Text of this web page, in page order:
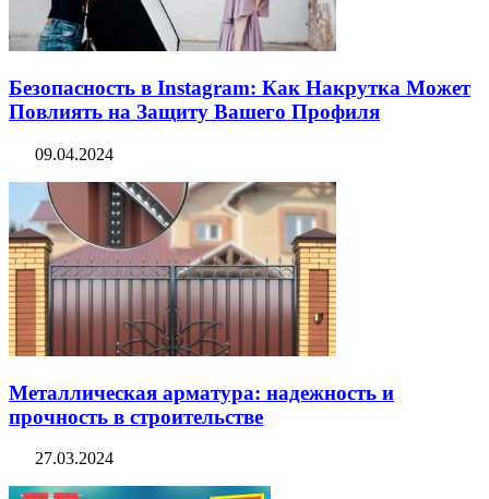
Безопасность в Instagram: Как Накрутка Может
Повлиять на Защиту Вашего Профиля
09.04.2024
Металлическая арматура: надежность и
прочность в строительстве
27.03.2024